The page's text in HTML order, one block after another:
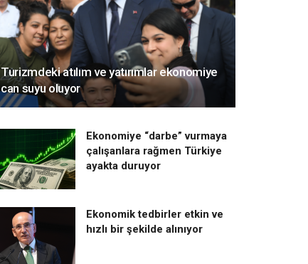
Turizmdeki atılım ve yatırımlar ekonomiye
can suyu oluyor
Ekonomiye “darbe” vurmaya
çalışanlara rağmen Türkiye
ayakta duruyor
Ekonomik tedbirler etkin ve
hızlı bir şekilde alınıyor